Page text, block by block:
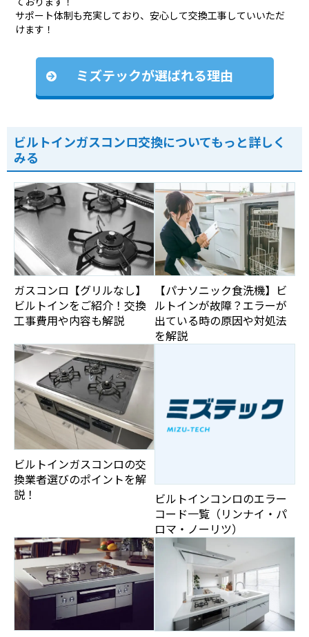
サポート体制も充実しており、安心して交換工事していいただ
けます！
ミズテックが選ばれる理由
ビルトインガスコンロ交換についてもっと詳しく
みる
ガスコンロ【グリルなし】
ビルトインをご紹介！交換
工事費用や内容も解説
【パナソニック食洗機】ビ
ルトインが故障？エラーが
出ている時の原因や対処法
を解説
ビルトインガスコンロの交
換業者選びのポイントを解
説！
ビルトインコンロのエラー
コード一覧（リンナイ・パ
ロマ・ノーリツ）